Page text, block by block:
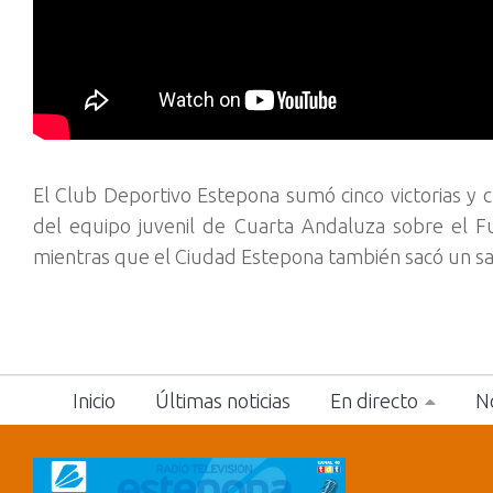
El Club Deportivo Estepona sumó cinco victorias
del equipo juvenil de Cuarta Andaluza sobre el
mientras que el Ciudad Estepona también sacó un
Inicio Últimas noticias En directo